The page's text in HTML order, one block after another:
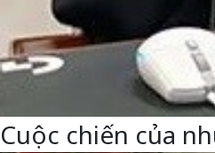
Cuộc chiến của